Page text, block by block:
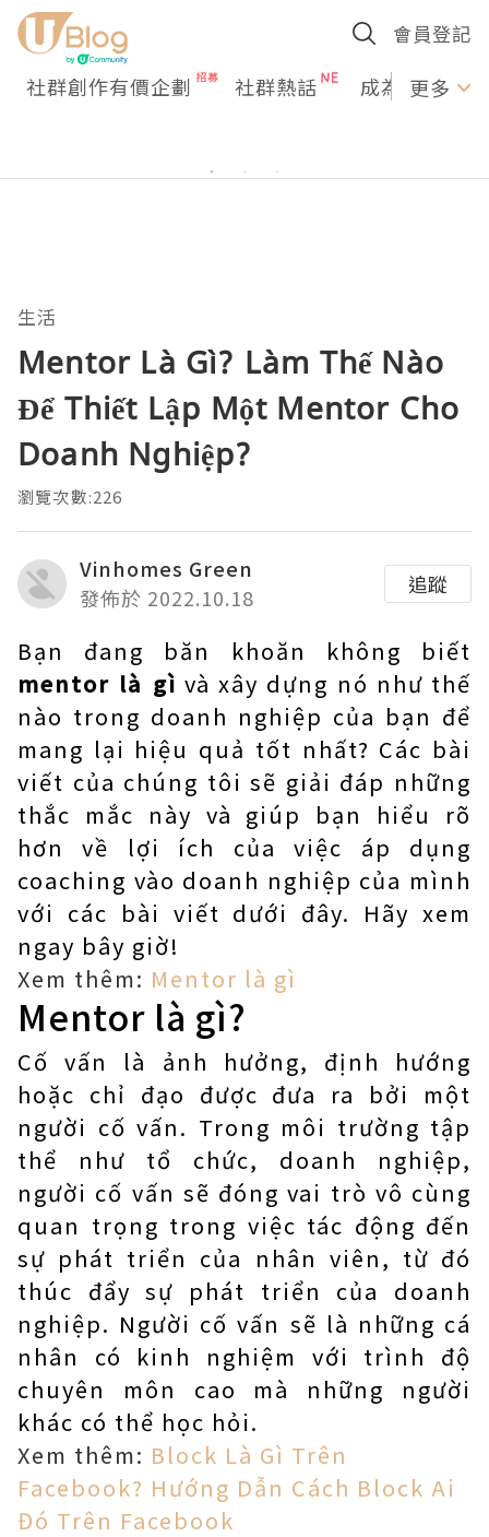
會員登記
社群創作有價企劃 社群熱話 成為U更多
生活
Mentor Là Gì? Làm Thế Nào
Để Thiết Lập Một Mentor Cho
Doanh Nghiệp?
瀏覽次數:226
Vinhomes Green
發佈於 2022.10.18
追蹤
Bạn đang băn khoăn không biết
mentor là gì và xây dựng nó như thế
nào trong doanh nghiệp của bạn để
mang lại hiệu quả tốt nhất? Các bài
viết của chúng tôi sẽ giải đáp những
thắc mắc này và giúp bạn hiểu rõ
hơn về lợi ích của việc áp dụng
coaching vào doanh nghiệp của mình
với các bài viết dưới đây. Hãy xem
ngay bây giờ!
Xem thêm: Mentor là gì
Mentor là gì?
Cố vấn là ảnh hưởng, định hướng
hoặc chỉ đạo được đưa ra bởi một
người cố vấn. Trong môi trường tập
thể như tổ chức, doanh nghiệp,
người cố vấn sẽ đóng vai trò vô cùng
quan trọng trong việc tác động đến
sự phát triển của nhân viên, từ đó
thúc đẩy sự phát triển của doanh
nghiệp. Người cố vấn sẽ là những cá
nhân có kinh nghiệm với trình độ
chuyên môn cao mà những người
khác có thể học hỏi.
Xem thêm: Block Là Gì Trên
Facebook? Hướng Dẫn Cách Block Ai
Đó Trên Facebook